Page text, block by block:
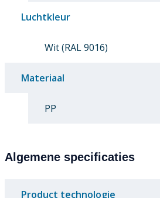
Luchtkleur
Wit (RAL 9016)
Materiaal
PP
Algemene specificaties
Product technologie